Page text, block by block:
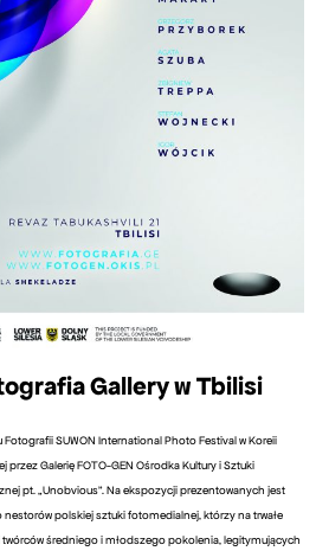
Gallery w Tbilisi
SUWON International Photo Festival w Koreii
przez Galerię FOTO-GEN Ośrodka Kultury i Sztuki
pt. „Unobvious”. Na ekspozycji prezentowanych jest
polskiej sztuki fotomedialnej, którzy na trwałe
średniego i młodszego pokolenia, legitymujących